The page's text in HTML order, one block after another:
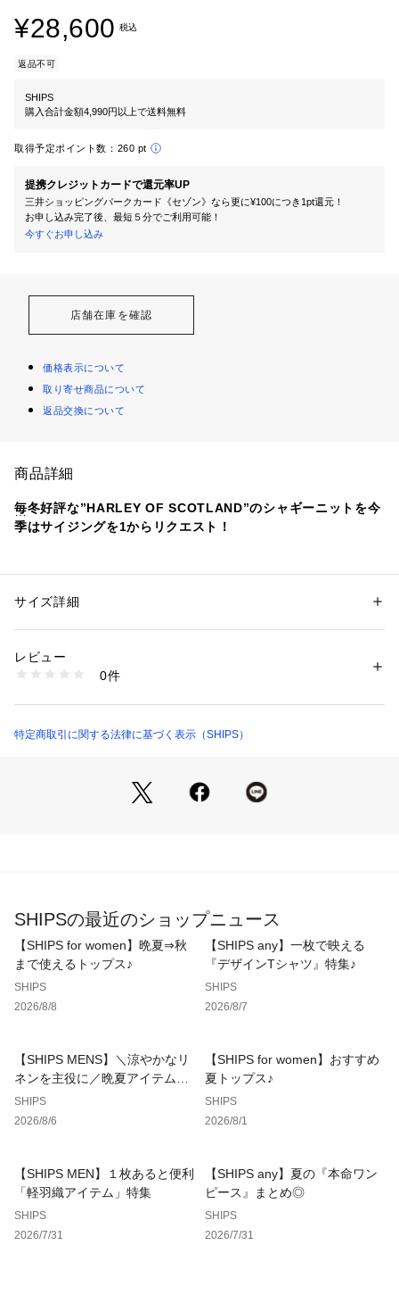
¥28,600 税込
返品不可
SHIPS
購入合計金額4,990円以上で送料無料
取得予定ポイント数： 260 pt
提携クレジットカードで還元率UP
三井ショッピングパークカード《セゾン》なら更に¥100につき1pt還元！
お申し込み完了後、最短５分でご利用可能！
今すぐお申し込み
店舗在庫を確認
価格表示について
取り寄せ商品について
返品交換について
商品詳細
毎冬好評な”HARLEY OF SCOTLAND”のシャギーニットを今
季はサイジングを1からリクエスト！
カラーが特徴の1枚。
アザミの実の棘で表面を掻き起毛加工を施すことで柔らかい雰
囲気に仕上がっています。
袖付けや両脇、袖など全てにおいてシームレスのフルファッシ
ズンはサイズを1からリクエストして別注。
縦長のクラシックなサイジングから、身幅を広く・着丈を短く
発色の良いカラーリングが特徴なので一枚での着用はもちろ
ん、ジャケットのインナーにもおススメ。
コーディネートのカラーが重たくなりがちな秋冬に挿しアイテ
M⇒40、L⇒42、LL⇒44
【HARLEY OF SCOTLAND】（ハーレー・オブ・スコットラ
ンド）
1929年スコットランド東海岸に設立された、シェットランド
ウールとフェアアイル・セーターのニットファクトリー。
ニットの本場ならではの素材感と、発色のよさに加え、シーム
【注意事項】
※末永く愛用頂く為に、アテンションタグ・洗濯ネームを必ず
ご確認の上、着用又はお取り扱いください。
性別：メンズ
素材：ウール100%
商品番号：
116000128 （ショップ）
サイズ詳細
レビュー
0件
特定商取引に関する法律に基づく表示（SHIPS）
SHIPSの最近のショップニュース
【SHIPS for women】晩夏⇒秋
まで使えるトップス♪
SHIPS
2026/8/8
【SHIPS any】一枚で映える
『デザインTシャツ』特集♪
SHIPS
2026/8/7
【SHIPS MENS】＼涼やかなリ
ネンを主役に／晩夏アイテム特
集
SHIPS
2026/8/6
【SHIPS for women】おすすめ
夏トップス♪
SHIPS
2026/8/1
【SHIPS MEN】１枚あると便利
「軽羽織アイテム」特集
SHIPS
2026/7/31
【SHIPS any】夏の『本命ワン
ピース』まとめ◎
SHIPS
2026/7/31